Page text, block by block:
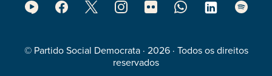
© Partido Social Democrata · 2026 · Todos os direitos
reservados
Footer
Media